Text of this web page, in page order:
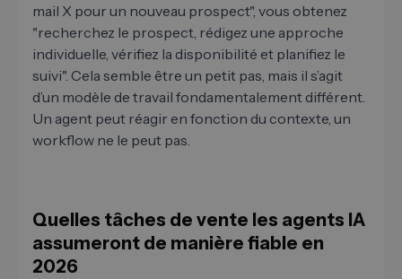
mail X pour un nouveau prospect", vous obtenez
"recherchez le prospect, rédigez une approche
individuelle, vérifiez la disponibilité et planifiez le
suivi". Cela semble être un petit pas, mais il s’agit
d’un modèle de travail fondamentalement différent.
Un agent peut réagir en fonction du contexte, un
workflow ne le peut pas.
Quelles tâches de vente les agents IA
assumeront de manière fiable en
2026